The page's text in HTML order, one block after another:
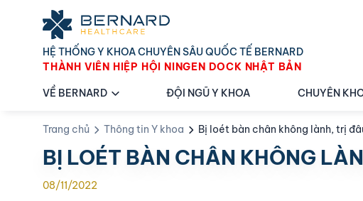
HỆ THỐNG Y KHOA CHUYÊN SÂU QUỐC TẾ BERNARD
THÀNH VIÊN HIỆP HỘI NINGEN DOCK NHẬT BẢN
VỀ BERNARD ĐỘI NGŨ Y KHOA CHUYÊN
Trang chủ Thông tin Y khoa Bị loét bàn chân không lành, trị
BỊ LOÉT BÀN CHÂN KHÔNG
08/11/2022